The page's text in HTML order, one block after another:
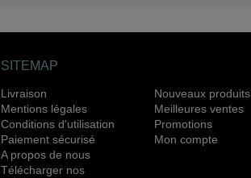
SITEMAP
Livraison
Mentions légales
Conditions d'utilisation
Paiement sécurisé
A propos de nous
Télécharger nos
Nouveaux produits
Meilleures ventes
Promotions
Mon compte